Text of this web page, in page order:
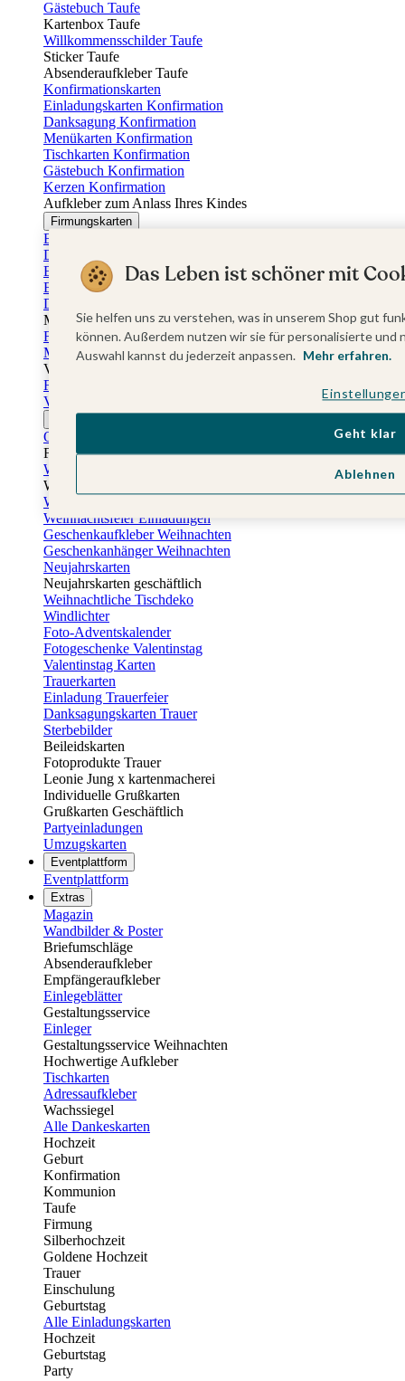
Gästebuch Taufe
Kartenbox Taufe
Willkommensschilder Taufe
Sticker Taufe
Absenderaufkleber Taufe
Konfirmationskarten
Einladungskarten Konfirmation
Danksagung Konfirmation
Menükarten Konfirmation
Tischkarten Konfirmation
Gästebuch Konfirmation
Kerzen Konfirmation
Aufkleber zum Anlass Ihres Kindes
Firmungskarten
Einladungskarten Firmung
Dankeskarten Firmung
Einschulungskarten
Einladungskarten Einschulung
Danksagung Einschulung
Muttertag
Fotogeschenke Muttertag
Muttertagskarten
Vatertag
Fotogeschenke Vatertag
Vatertagskarten
Ostern
Osterkarten
Fotogeschenke zu Ostern
Weihnachtskarten
Weihnachtskarten selbst gestalten
Weihnachtskarten geschäftlich
Weihnachtsfeier Einladungen
Geschenkaufkleber Weihnachten
Geschenkanhänger Weihnachten
Neujahrskarten
Neujahrskarten geschäftlich
Weihnachtliche Tischdeko
Windlichter
Foto-Adventskalender
Fotogeschenke Valentinstag
Valentinstag Karten
Trauerkarten
Einladung Trauerfeier
Danksagungskarten Trauer
Sterbebilder
Beileidskarten
Fotoprodukte Trauer
Leonie Jung x kartenmacherei
Individuelle Grußkarten
Grußkarten Geschäftlich
Partyeinladungen
Umzugskarten
Eventplattform
Eventplattform
Extras
Magazin
Wandbilder & Poster
Briefumschläge
Absenderaufkleber
Empfängeraufkleber
Einlegeblätter
Gestaltungsservice
Einleger
Gestaltungsservice Weihnachten
Hochwertige Aufkleber
Tischkarten
Adressaufkleber
Wachssiegel
Alle Dankeskarten
Hochzeit
Geburt
Konfirmation
Kommunion
Taufe
Firmung
Silberhochzeit
Goldene Hochzeit
Trauer
Einschulung
Geburtstag
Alle Einladungskarten
Hochzeit
Geburtstag
Party
Das Leben ist schöner mit
Sie helfen uns zu verstehen, was in unserem Shop gut
können. Außerdem nutzen wir sie für personalisierte
Auswahl kannst du jederzeit anpassen. Mehr erfahren.
Ablehnen
Geht klar